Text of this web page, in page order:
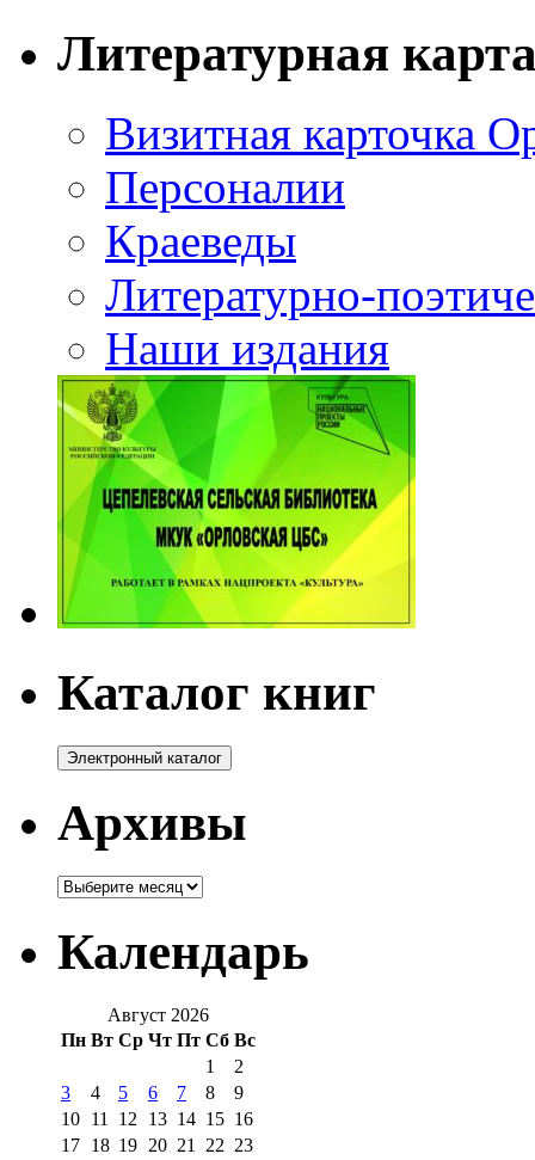
Литературная
Визитная карточка
Персоналии
Краеведы
Литературно-
Наши издания
Каталог книг
Архивы
Архивы
Календарь
Август 2026
Пн Вт Ср Чт Пт Сб Вс
1
2
3
4 5 6 7 8
9
10 11 12 13 14 15 16
17 18 19 20 21 22 23